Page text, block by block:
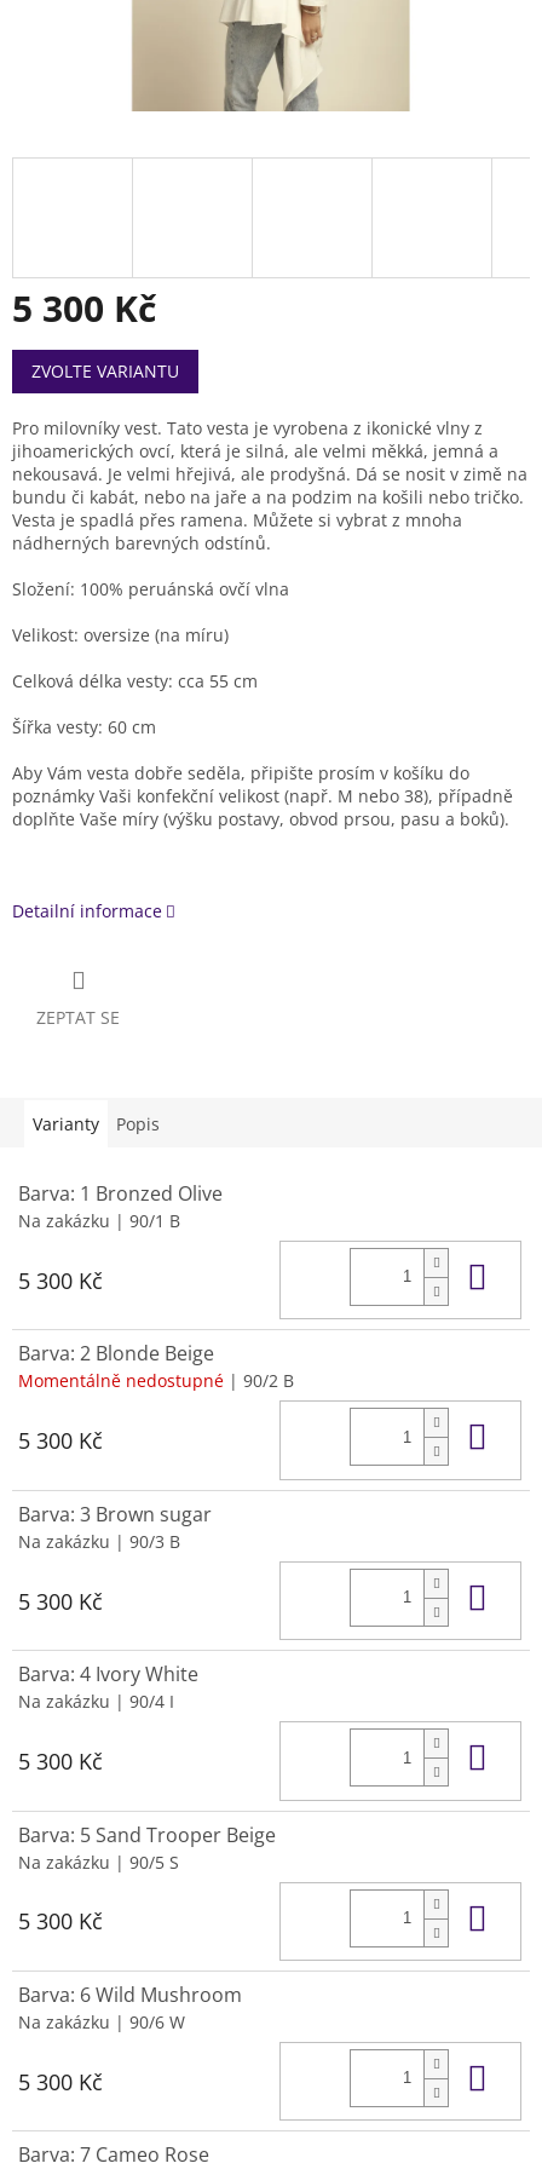
5 300 Kč
Měrná
cena:
ZVOLTE VARIANTU
Pro milovníky vest. Tato vesta je vyrobena z ikonické vlny z
jihoamerických ovcí, která je silná, ale velmi měkká, jemná a
nekousavá. Je velmi hřejivá, ale prodyšná. Dá se nosit v zimě na
bundu či kabát, nebo na jaře a na podzim na košili nebo tričko.
Vesta je spadlá přes ramena. Můžete si vybrat z mnoha
nádherných barevných odstínů.
Složení: 100% peruánská ovčí vlna
Velikost: oversize (na míru)
Celková délka vesty: cca 55 cm
Šířka vesty: 60 cm
Aby Vám vesta dobře seděla, připište prosím v košíku do
poznámky Vaši konfekční velikost (např. M nebo 38), případně
doplňte Vaše míry (výšku postavy, obvod prsou, pasu a boků).
Detailní informace
ZEPTAT SE
Varianty Popis
Barva: 1 Bronzed Olive
Na zakázku | 90/1 B
5 300 Kč
Barva: 2 Blonde Beige
Momentálně nedostupné | 90/2 B
5 300 Kč
Barva: 3 Brown sugar
Na zakázku | 90/3 B
5 300 Kč
Barva: 4 Ivory White
Na zakázku | 90/4 I
5 300 Kč
Barva: 5 Sand Trooper Beige
Na zakázku | 90/5 S
5 300 Kč
Barva: 6 Wild Mushroom
Na zakázku | 90/6 W
5 300 Kč
Barva: 7 Cameo Rose